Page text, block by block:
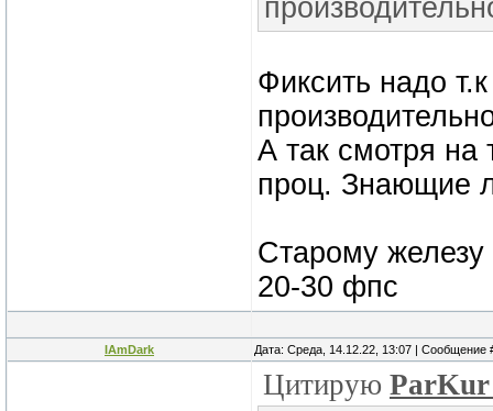
Фиксить надо
А так смотря на
проц. Знающие
Старому железу
20-30 фпс
IAmDark Дата: Среда, 14.12.22, 13:07 | Сообщение
Цитирую